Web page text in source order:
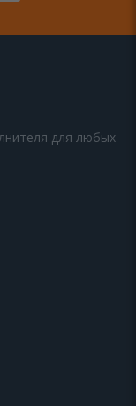
для любых